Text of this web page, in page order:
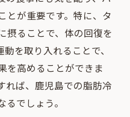
とが重要です。特に、タ
摂ることで、体の回復を
を取り入れることで、
を高めることができま
れば、鹿児島での脂肪冷
でしょう。